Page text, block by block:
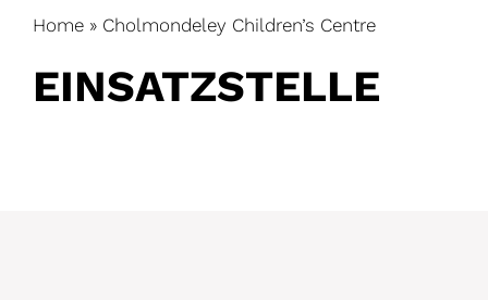
Home » Cholmondeley Children’s Centre
EINSATZ­STELLE